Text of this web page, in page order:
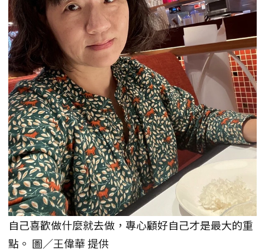
自己喜歡做什麼就去做，專心顧好自己才是最大的重
點。 圖／王偉華 提供